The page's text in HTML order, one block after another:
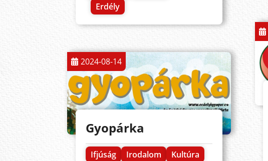
Erdély
2024-08-14
Gyopárka
Ifjúság Irodalom
Kultúra